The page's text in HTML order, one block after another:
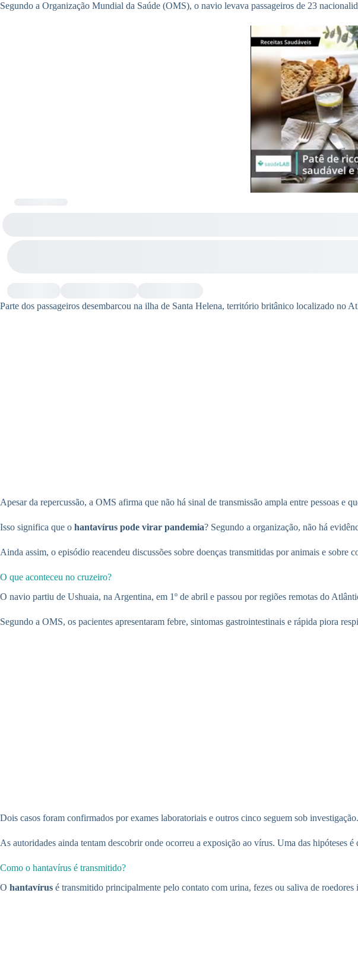
Segundo a Organização Mundial da Saúde (OMS), o navio levava passageiros de 23
Parte dos passageiros desembarcou na ilha de Santa Helena, território britânico localizado no
Apesar da repercussão, a OMS afirma que não há sinal de transmissão ampla entre pessoas e
Isso significa que o hantavírus pode virar pandemia? Segundo a organização, não há
Ainda assim, o episódio reacendeu discussões sobre doenças transmitidas por animais e
O que aconteceu no cruzeiro?
O navio partiu de Ushuaia, na Argentina, em 1º de abril e passou por regiões remotas do
Segundo a OMS, os pacientes apresentaram febre, sintomas gastrointestinais e rápida piora
Dois casos foram confirmados por exames laboratoriais e outros cinco seguem sob investigação.
As autoridades ainda tentam descobrir onde ocorreu a exposição ao vírus. Uma das hipóteses
Como o hantavírus é transmitido?
O hantavírus é transmitido principalmente pelo contato com urina, fezes ou saliva de roedores